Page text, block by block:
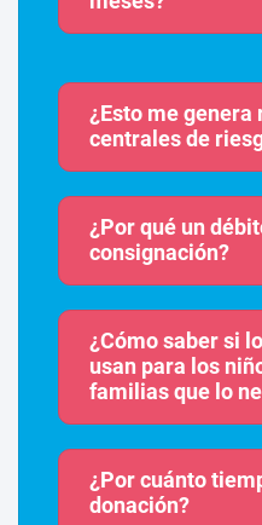
¿Esto me genera
centrales de
¿Por qué un
consignación?
¿Cómo saber si
usan para los
familias que lo
¿Por cuánto
donación?